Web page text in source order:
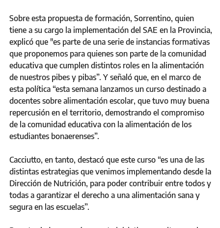
Sobre esta propuesta de formación, Sorrentino, quien
tiene a su cargo la implementación del SAE en la Provincia,
explicó que "es parte de una serie de instancias formativas
que proponemos para quienes son parte de la comunidad
educativa que cumplen distintos roles en la alimentación
de nuestros pibes y pibas”. Y señaló que, en el marco de
esta política “esta semana lanzamos un curso destinado a
docentes sobre alimentación escolar, que tuvo muy buena
repercusión en el territorio, demostrando el compromiso
de la comunidad educativa con la alimentación de los
estudiantes bonaerenses”.
Cacciutto, en tanto, destacó que este curso “es una de las
distintas estrategias que venimos implementando desde la
Dirección de Nutrición, para poder contribuir entre todos y
todas a garantizar el derecho a una alimentación sana y
segura en las escuelas”.